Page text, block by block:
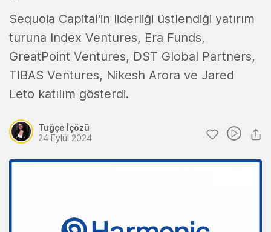
Sequoia Capital'in liderliği üstlendiği yatırım
turuna Index Ventures, Era Funds,
GreatPoint Ventures, DST Global Partners,
TIBAS Ventures, Nikesh Arora ve Jared
Leto katılım gösterdi.
Tuğçe İçözü
24 Eylül 2024